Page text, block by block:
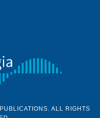
ALL RIGHTS